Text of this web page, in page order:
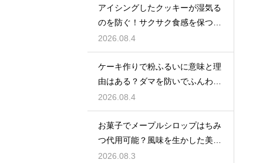
アイシングしたクッキーが湿気る
のを防ぐ！サクサク食感を保つ裏
技
2026.08.4
ケーキ作りで粉ふるいに意味と理
由はある？ダマを防いでふんわり
と軽い生地に焼き上げるための基
本
2026.08.4
お菓子でメープルシロップはちみ
つ代用可能？風味を生かした美味
しい技
2026.08.3